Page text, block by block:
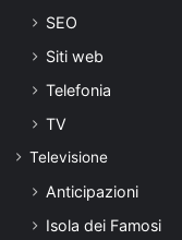
SEO
Siti web
Telefonia
TV
Televisione
Anticipazioni
Isola dei Famosi